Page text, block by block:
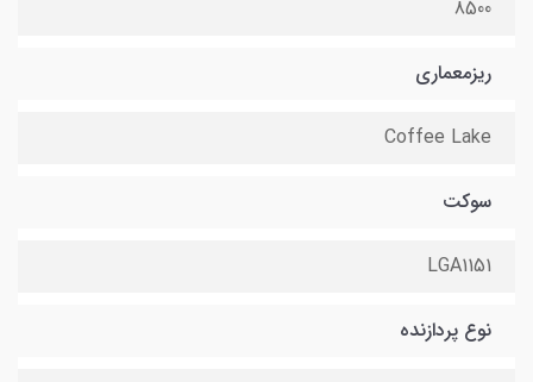
8500
ریزمعماری
Coffee Lake
سوکت
LGA1151
نوع پردازنده